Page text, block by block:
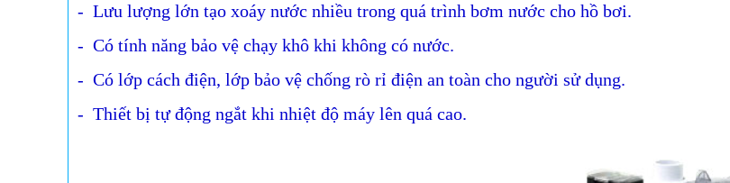
- Lưu lượng lớn tạo xoáy nước nhiều trong quá trình bơm nước cho hồ bơi.
- Có tính năng bảo vệ chạy khô khi không có nước.
- Có lớp cách điện, lớp bảo vệ chống rò rỉ điện an toàn cho người sử dụng.
- Thiết bị tự động ngắt khi nhiệt độ máy lên quá cao.